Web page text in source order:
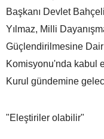
Başkanı Devlet
Yılmaz, Milli
Güçlendirilmesine
Komisyonu'nda kabul
Kurul gündemine
"Eleştiriler olabilir"